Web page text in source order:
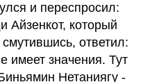
и переспросил:
Айзенкот, который
ответил:
имеет значения. Тут
Нетаниягу -